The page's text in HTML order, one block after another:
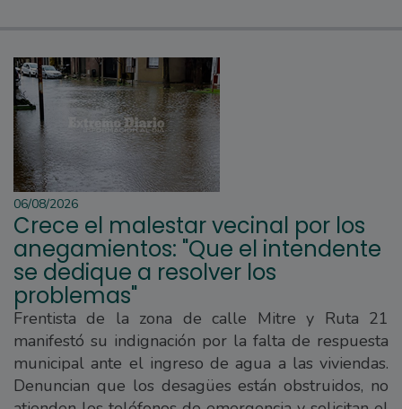
06/08/2026
Crece el malestar vecinal por los
anegamientos: "Que el intendente
se dedique a resolver los
problemas"
Frentista de la zona de calle Mitre y Ruta 21
manifestó su indignación por la falta de respuesta
municipal ante el ingreso de agua a las viviendas.
Denuncian que los desagües están obstruidos, no